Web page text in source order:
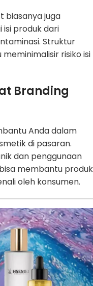
biasanya juga
produk dari
Struktur
risiko isi
Branding
Anda dalam
di pasaran.
dan penggunaan
membantu produk
oleh konsumen.